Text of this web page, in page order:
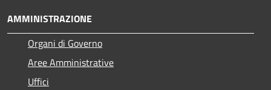
AMMINISTRAZIONE
Organi di Governo
Aree Amministrative
Uffici